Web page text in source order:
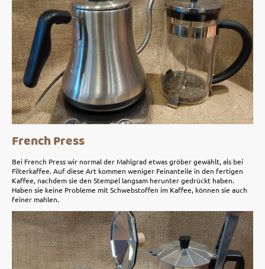
French Press
Bei French Press wir normal der Mahlgrad etwas gröber gewählt, als bei
Filterkaffee. Auf diese Art kommen weniger Feinanteile in den fertigen
Kaffee, nachdem sie den Stempel langsam herunter gedrückt haben.
Haben sie keine Probleme mit Schwebstoffen im Kaffee, können sie auch
feiner mahlen.